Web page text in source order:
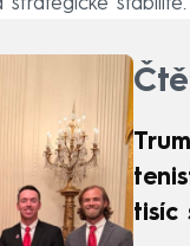
stabilitě.
tisíc